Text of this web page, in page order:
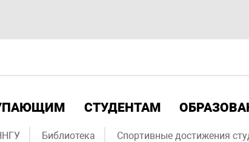
СТУДЕНТАМ
Библиотека
Спортивные достижения